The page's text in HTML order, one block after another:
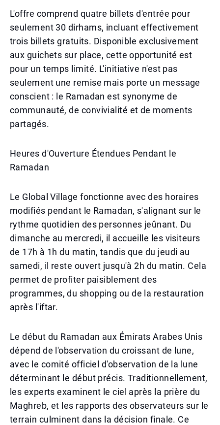
L'offre comprend quatre billets d'entrée pour
seulement 30 dirhams, incluant effectivement
trois billets gratuits. Disponible exclusivement
aux guichets sur place, cette opportunité est
pour un temps limité. L'initiative n'est pas
seulement une remise mais porte un message
conscient : le Ramadan est synonyme de
communauté, de convivialité et de moments
partagés.
Heures d'Ouverture Étendues Pendant le
Ramadan
Le Global Village fonctionne avec des horaires
modifiés pendant le Ramadan, s'alignant sur le
rythme quotidien des personnes jeûnant. Du
dimanche au mercredi, il accueille les visiteurs
de 17h à 1h du matin, tandis que du jeudi au
samedi, il reste ouvert jusqu'à 2h du matin. Cela
permet de profiter paisiblement des
programmes, du shopping ou de la restauration
après l'iftar.
Le début du Ramadan aux Émirats Arabes Unis
dépend de l'observation du croissant de lune,
avec le comité officiel d'observation de la lune
déterminant le début précis. Traditionnellement,
les experts examinent le ciel après la prière du
Maghreb, et les rapports des observateurs sur le
terrain culminent dans la décision finale. Ce